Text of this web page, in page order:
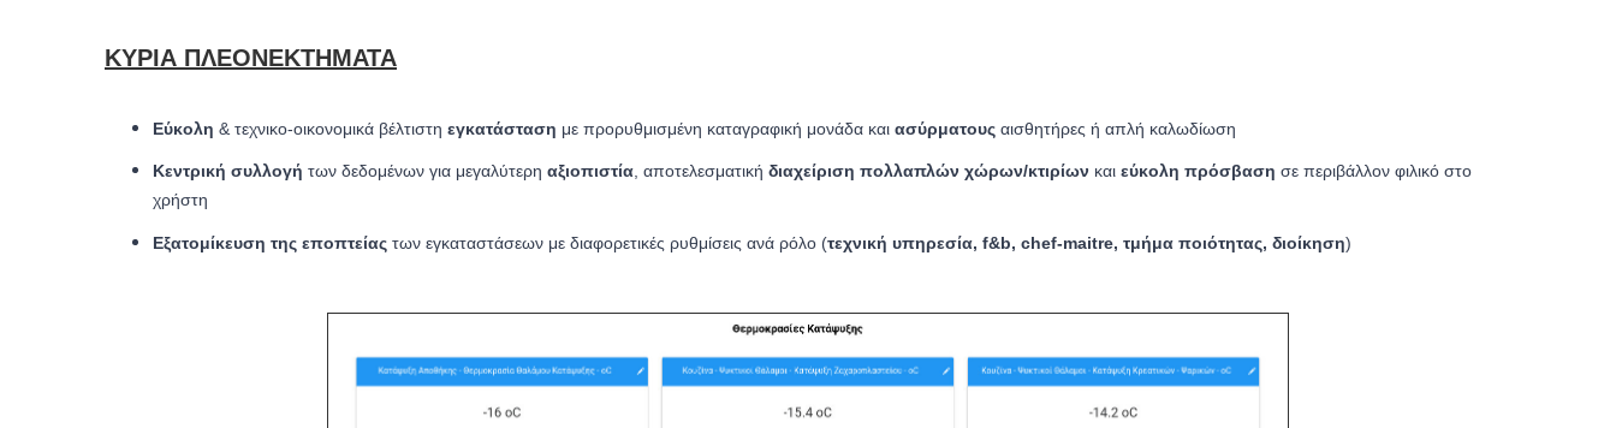
ΚΎΡΙΑ ΠΛΕΟΝΕΚΤΉΜΑΤΑ
Εύκολη & τεχνικο-οικονομικά βέλτιστη εγκατάσταση με προρυθμισμένη καταγραφική μονάδα και ασύρματους αισθητήρες ή απλή καλωδίωση
Κεντρική συλλογή των δεδομένων για μεγαλύτερη αξιοπιστία , αποτελεσματική διαχείριση πολλαπλών χώρων/κτιρίων και εύκολη πρόσβαση σε περιβάλλον φιλικό στο
χρήστη
Εξατομίκευση της εποπτείας των εγκαταστάσεων με διαφορετικές ρυθμίσεις ανά ρόλο (τεχνική υπηρεσία, f&b, chef-maitre, τμήμα ποιότητας, διοίκηση)